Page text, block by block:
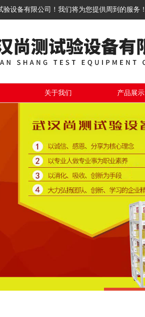
验设备有限公司！我们将为您提供周到的服务！
关于我们 产品展示